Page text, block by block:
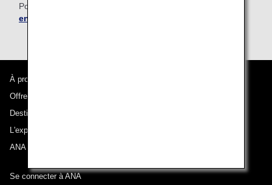
Pour en savoir plus, veuillez consulter la section «
en partage de code
À propos d'ANA
Offres et annonces
Destinations desservies
L'expérience ANA
ANA Mileage Club
Se connecter à ANA